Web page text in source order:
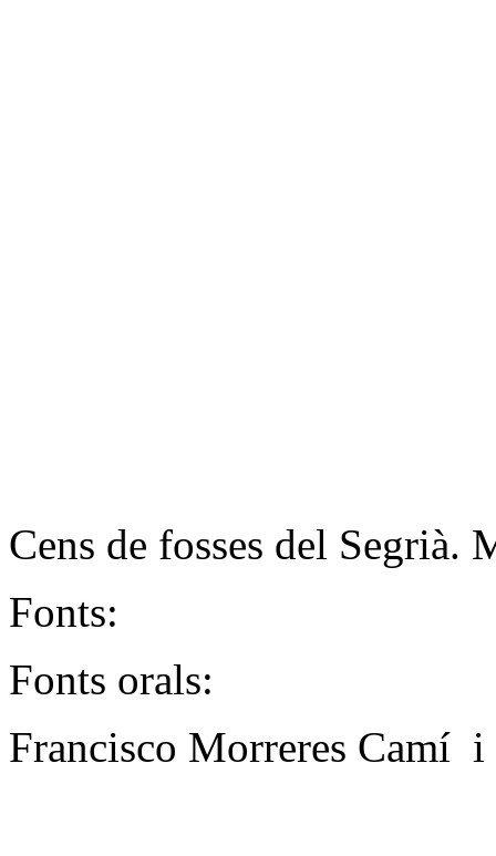
Cens de fosses del Segrià.
Fonts:
Fonts orals:
Francisco Morreres Camí